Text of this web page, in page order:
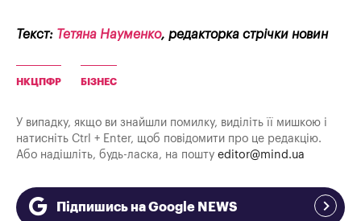
Текст: Тетяна Науменко, редакторка стрічки новин
НКЦПФР БІЗНЕС
У випадку, якщо ви знайшли помилку, виділіть її мишкою і
натисніть Ctrl + Enter, щоб повідомити про це редакцію.
Або надішліть, будь-ласка, на пошту editor@mind.ua
Підпишись на Google NEWS